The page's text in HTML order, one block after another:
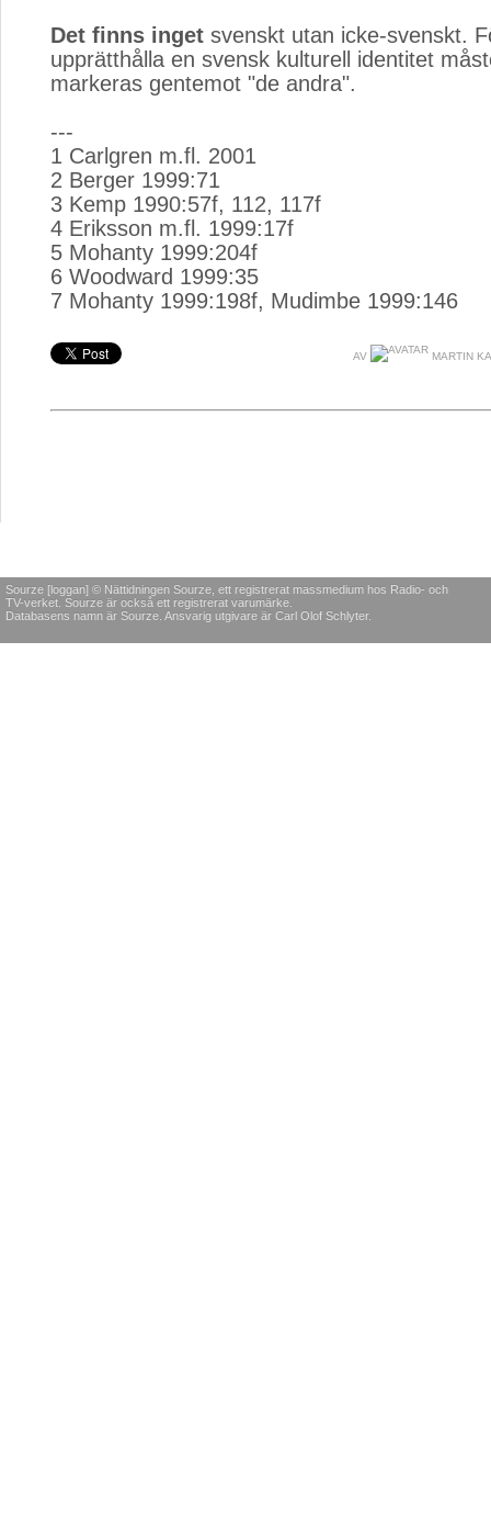
Det finns inget svenskt utan icke-svenskt.
upprätthålla en svensk kulturell identitet
markeras gentemot "de andra".
---
1 Carlgren m.fl. 2001
2 Berger 1999:71
3 Kemp 1990:57f, 112, 117f
4 Eriksson m.fl. 1999:17f
5 Mohanty 1999:204f
6 Woodward 1999:35
7 Mohanty 1999:198f, Mudimbe 1999:146
AV MARTIN
Sourze [loggan] © Nättidningen Sourze, ett registrerat massmedium hos Radio- och
TV-verket. Sourze är också ett registrerat varumärke.
Databasens namn är Sourze. Ansvarig utgivare är Carl Olof Schlyter.